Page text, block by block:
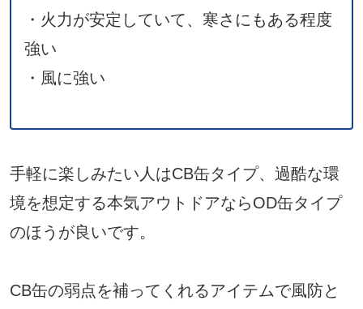
・火力が安定していて、寒さにもある程度
強い
・風に強い
手軽に楽しみたい人はCB缶タイプ、過酷な環
境を想定する本気アウトドアならOD缶タイプ
のほうが良いです。
CB缶の弱点を補ってくれるアイテムで風防と